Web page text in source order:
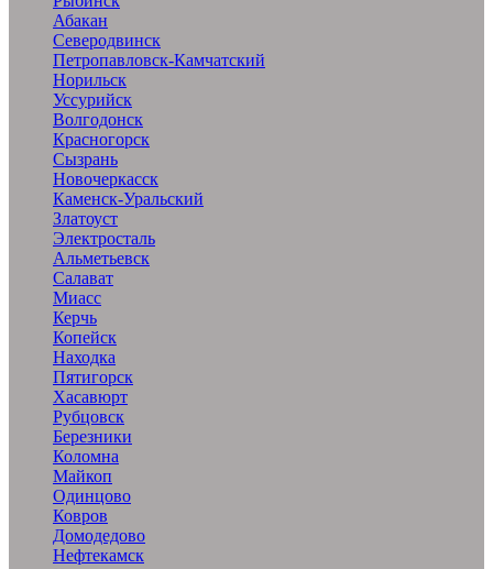
Абакан
Северодвинск
Петропавловск-Камчатский
Норильск
Уссурийск
Волгодонск
Красногорск
Сызрань
Новочеркасск
Каменск-Уральский
Златоуст
Электросталь
Альметьевск
Салават
Миасс
Керчь
Копейск
Находка
Пятигорск
Хасавюрт
Рубцовск
Березники
Коломна
Майкоп
Одинцово
Ковров
Домодедово
Нефтекамск